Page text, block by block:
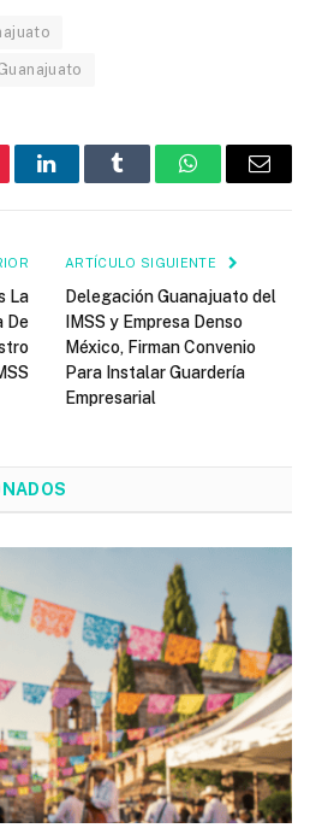
LinkedInTumblr WhatsAppEmail
La
De
ARTÍCULO SIGUIENTE
Delegación Guanajuato del
IMSS y Empresa Denso
México, Firman Convenio
Para Instalar Guardería
Empresarial